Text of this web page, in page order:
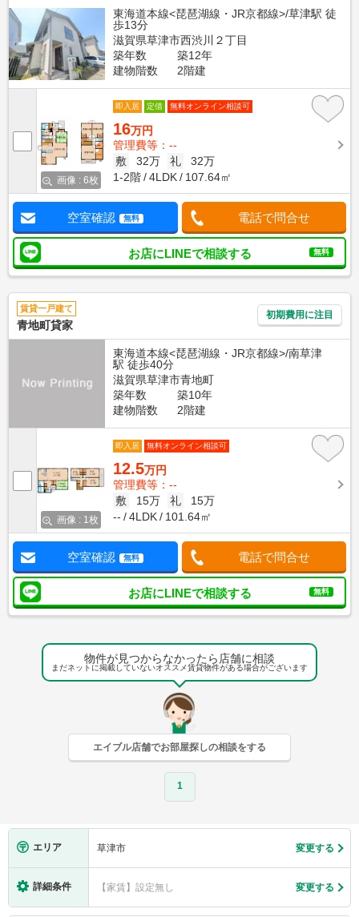
東海道本線<琵琶湖線・JR京都線>/草津駅 徒
歩13分
滋賀県草津市西渋川２丁目
築年数
築12年
建物階数
2階建
画像 : 6枚
即入居 定借 無料オンライン相談可
16万円
管理費等：--
敷
32万 礼
32万
1-2階
4LDK 107.64㎡
空室確認 無料 電話で問合せ
お店にLINEで相談する 無料
賃貸一戸建て
青地町貸家
初期費用に注目
東海道本線<琵琶湖線・JR京都線>/南草津
駅 徒歩40分
滋賀県草津市青地町
築年数
築10年
建物階数
2階建
画像 : 1枚
即入居 無料オンライン相談可
12.5万円
管理費等：--
敷
15万 礼
15万
--
4LDK 101.64㎡
空室確認 無料 電話で問合せ
お店にLINEで相談する 無料
物件が見つからなかったら店舗に相談
まだネットに掲載していないオススメ賃貸物件がある場合がございます
エイブル店舗でお部屋探しの相談をする
1
エリア 草津市 変更する
詳細条件 【家賃】設定無し 変更する